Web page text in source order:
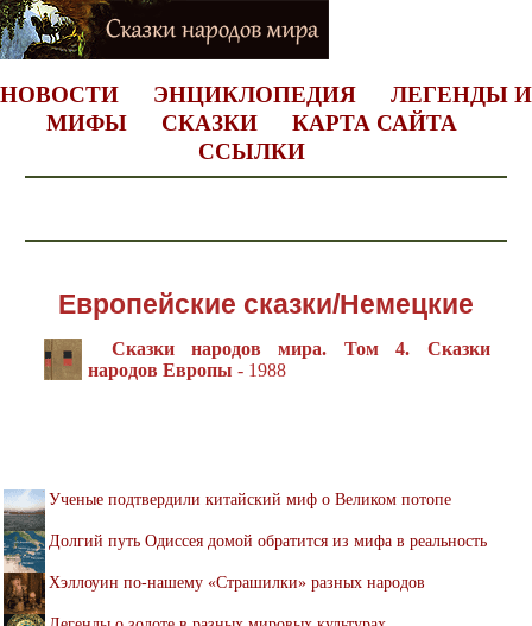
НОВОСТИ ЭНЦИКЛОПЕДИЯ
ЛЕГЕНДЫ И
МИФЫ
СКАЗКИ
КАРТА САЙТА
ССЫЛКИ
Европейские сказки/Немецкие
Сказки народов мира. Том 4. Сказки
народов Европы - 1988
Ученые подтвердили китайский миф о Великом потопе
Долгий путь Одиссея домой обратится из мифа в реальность
Хэллоуин по-нашему «Страшилки» разных народов